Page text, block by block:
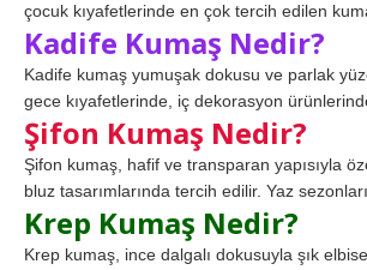
çocuk kıyafetlerinde en çok tercih edilen
Kadife Kumaş Nedir?
Kadife kumaş yumuşak dokusu ve parlak
gece kıyafetlerinde, iç dekorasyon ürünlerinde
Şifon Kumaş Nedir?
Şifon kumaş, hafif ve transparan yapısıyla
bluz tasarımlarında tercih edilir. Yaz
Krep Kumaş Nedir?
Krep kumaş, ince dalgalı dokusuyla şık